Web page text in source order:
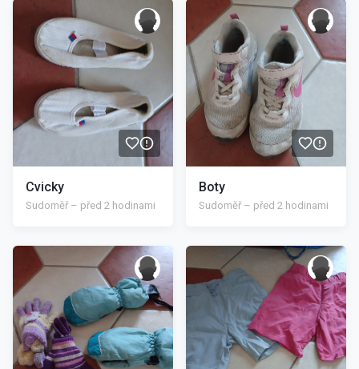
Cvicky
Sudoměř – před 2 hodinami
/>
Boty
Sudoměř – před 2 hodinami
/>